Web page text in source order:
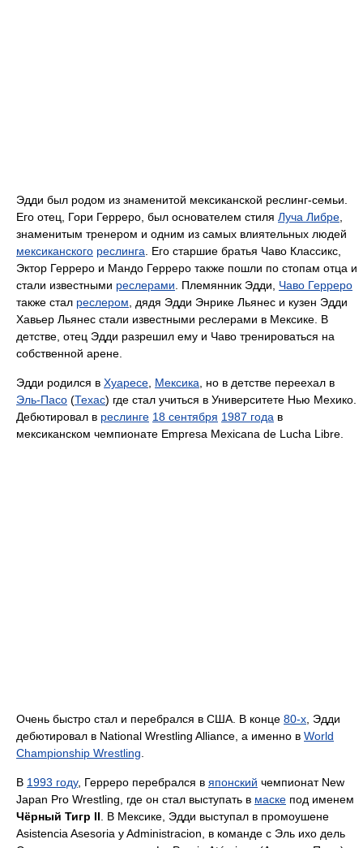
Эдди был родом из знаменитой мексиканской реслинг-семьи.
Его отец, Гори Герреро, был основателем стиля Луча Либре
знаменитым тренером и одним из самых влиятельных людей
мексиканского реслинга . Его старшие братья Чаво Классикс,
Эктор Герреро и Мандо Герреро также пошли по стопам отца и
стали известными реслерами . Племянник Эдди, Чаво Герреро
также стал реслером , дядя Эдди Энрике Льянес и кузен Эдди
Хавьер Льянес стали известными реслерами в Мексике. В
детстве, отец Эдди разрешил ему и Чаво тренироваться на
собственной арене.
Эдди родился в Хуаресе Мексика , но в детстве переехал в
Эль-Пасо (Техас) где стал учиться в Университете Нью Мехико.
Дебютировал в реслинге 18 сентября 1987 года в
мексиканском чемпионате Empresa Mexicana de Lucha Libre.
Очень быстро стал и перебрался в США. В конце 80-х , Эдди
дебютировал в National Wrestling Alliance, а именно в World
Championship Wrestling
В 1993 году, Герреро перебрался в японский чемпионат New
Japan Pro Wrestling, где он стал выступать в маске под именем
Чёрный Тигр II . В Мексике, Эдди выступал в промоушене
Asistencia Asesoria y Administracion, в команде с Эль ихо дель